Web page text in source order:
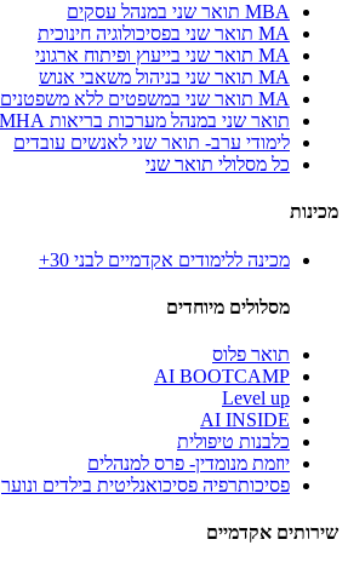
MBA תואר שני במנהל עסקים
MA תואר שני בפסיכולוגיה חינוכית
MA תואר שני בייעוץ ופיתוח ארגוני
MA תואר שני בניהול משאבי אנוש
MA תואר שני במשפטים ללא משפטנים
תואר שני במנהל מערכות בריאות MHA
לימודי ערב- תואר שני לאנשים עובדים
כל מסלולי תואר שני
מכינות
מכינה ללימודים אקדמיים לבני 30+
מסלולים מיוחדים
תואר פלוס
AI BOOTCAMP
Level up
AI INSIDE
כלבנות טיפולית
יוזמת מנומדין- פרס למנהלים
פסיכותרפיה פסיכואנליטית בילדים ונוער
שירותים אקדמיים